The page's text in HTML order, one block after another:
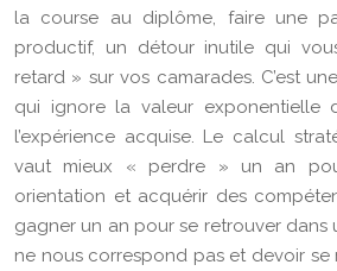
la course au diplôme, faire une
productif, un détour inutile qui
retard » sur vos camarades. C’est
qui ignore la valeur exponentielle
l’expérience acquise. Le calcul
vaut mieux « perdre » un an
orientation et acquérir des
gagner un an pour se retrouver dans
ne nous correspond pas et devoir se